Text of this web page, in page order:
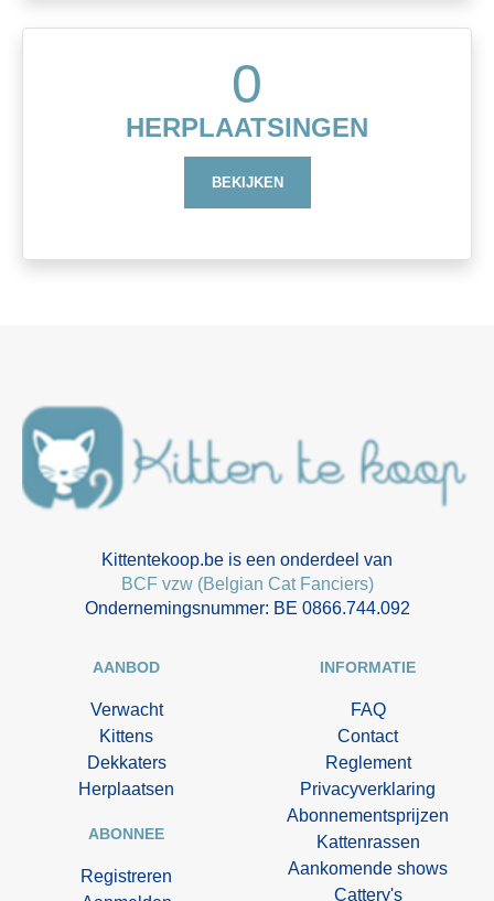
0
HERPLAATSINGEN
BEKIJKEN
Kittentekoop.be is een onderdeel van
BCF vzw (Belgian Cat Fanciers)
Ondernemingsnummer: BE 0866.744.092
AANBOD
Verwacht
Kittens
Dekkaters
Herplaatsen
ABONNEE
Registreren
INFORMATIE
FAQ
Contact
Reglement
Privacyverklaring
Abonnementsprijzen
Kattenrassen
Aankomende shows
Cattery's